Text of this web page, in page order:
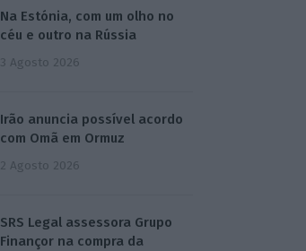
Na Estónia, com um olho no
céu e outro na Rússia
3 Agosto 2026
Irão anuncia possível acordo
com Omã em Ormuz
2 Agosto 2026
SRS Legal assessora Grupo
Finançor na compra da